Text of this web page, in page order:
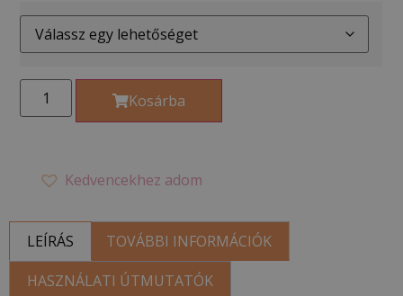
Kosárba
Kedvencekhez adom
LEÍRÁS
TOVÁBBI INFORMÁCIÓK
HASZNÁLATI ÚTMUTATÓK